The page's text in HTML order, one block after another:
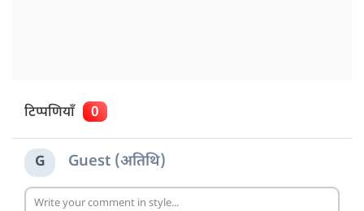
टिप्पणियाँ 0
G Guest (अतिथि)